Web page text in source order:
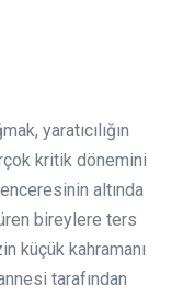
yaratıcılığın
kritik dönemini
altında
bireylere ters
küçük kahramanı
tarafından